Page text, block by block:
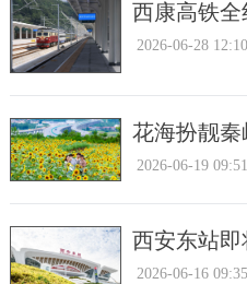
西康高铁
2026-06-28
花海扮靓秦
2026-06-19
西安东站
2026-06-16